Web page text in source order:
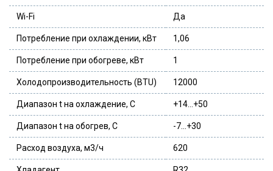
Wi-Fi Да
Потребление при охлаждении, кВт 1,06
Потребление при обогреве, кВт 1
Холодопроизводительность (BTU) 12000
Диапазон t на охлаждение, С +14…+50
Диапазон t на обогрев, С -7…+30
Расход воздуха, м3/ч 620